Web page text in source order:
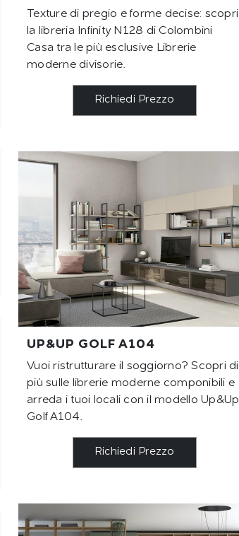
Texture di pregio e forme decise: scopri
la libreria Infinity N128 di Colombini
Casa tra le più esclusive Librerie
moderne divisorie.
Richiedi Prezzo
UP&UP GOLF A104
Vuoi ristrutturare il soggiorno? Scopri di
più sulle librerie moderne componibili e
arreda i tuoi locali con il modello Up&Up
Golf A104.
Richiedi Prezzo